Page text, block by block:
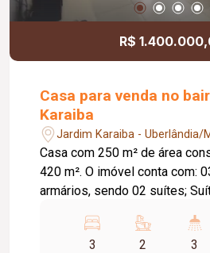
R$
Casa para venda no
Karaiba
Jardim Karaiba - Uberlândia/
Casa com 250 m² de área
420 m². O imóvel conta com: 03 quartos com
armários, sendo 02 suítes;
jantar; Jardim de inverno;
com armários planejados
3 2 3